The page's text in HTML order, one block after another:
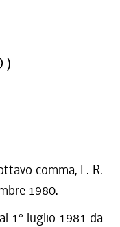
)
comma, L. R.
1980.
1° luglio 1981 da